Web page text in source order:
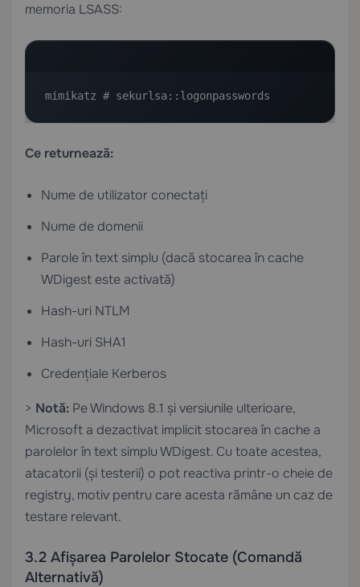
memoria LSASS:
mimikatz # sekurlsa::logonpasswords
Ce returnează:
Nume de utilizator conectați
Nume de domenii
Parole în text simplu (dacă stocarea în cache
WDigest este activată)
Hash-uri NTLM
Hash-uri SHA1
Credențiale Kerberos
> Notă: Pe Windows 8.1 și versiunile ulterioare,
Microsoft a dezactivat implicit stocarea în cache a
parolelor în text simplu WDigest. Cu toate acestea,
atacatorii (și testerii) o pot reactiva printr-o cheie de
registry, motiv pentru care acesta rămâne un caz de
testare relevant.
3.2 Afișarea Parolelor Stocate (Comandă
Alternativă)